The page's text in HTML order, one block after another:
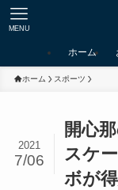
MENU
ホーム
ホーム スポーツ
開心
スケ
ボが
2021
7/06